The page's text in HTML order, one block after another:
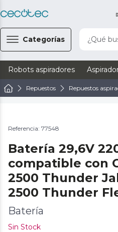
Categorías ¿Qué
Robots aspiradores
Repuestos Repuestos
Referencia: 77548
Batería 29,6V
compatible con
2500 Thunder
2500 Thunder
Batería
Sin Stock